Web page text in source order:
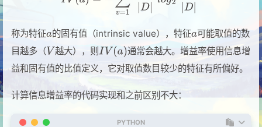
称为特征 的固有值（intrinsic value），特征 可能取值的数
目越多（
越大），则
通常会越大。增益率使用信息增
益和固有值的比值定义，它对取值数目较少的特征有所偏好。
计算信息增益率的代码实现和之前区别不大：
PYTHON